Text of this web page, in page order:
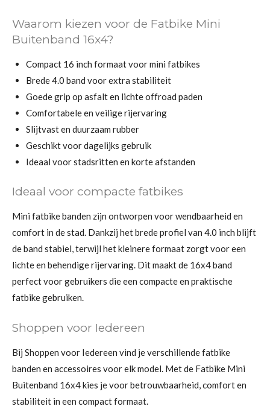
Waarom kiezen voor de Fatbike Mini
Buitenband 16x4?
Compact 16 inch formaat voor mini fatbikes
Brede 4.0 band voor extra stabiliteit
Goede grip op asfalt en lichte offroad paden
Comfortabele en veilige rijervaring
Slijtvast en duurzaam rubber
Geschikt voor dagelijks gebruik
Ideaal voor stadsritten en korte afstanden
Ideaal voor compacte fatbikes
Mini fatbike banden zijn ontworpen voor wendbaarheid en
comfort in de stad. Dankzij het brede profiel van 4.0 inch blijft
de band stabiel, terwijl het kleinere formaat zorgt voor een
lichte en behendige rijervaring. Dit maakt de 16x4 band
perfect voor gebruikers die een compacte en praktische
fatbike gebruiken.
Shoppen voor Iedereen
Bij Shoppen voor Iedereen vind je verschillende fatbike
banden en accessoires voor elk model. Met de Fatbike Mini
Buitenband 16x4 kies je voor betrouwbaarheid, comfort en
stabiliteit in een compact formaat.